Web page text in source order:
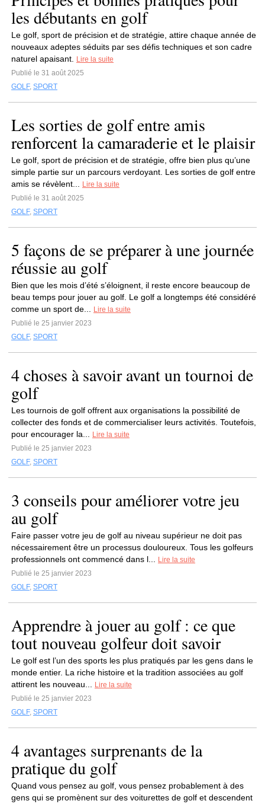
les débutants en golf
Le golf, sport de précision et de stratégie, attire chaque année de
nouveaux adeptes séduits par ses défis techniques et son cadre
naturel apaisant.
Lire la suite
Publié le 31 août 2025
GOLF, SPORT
Les sorties de golf entre amis
renforcent la camaraderie et le plaisir
Le golf, sport de précision et de stratégie, offre bien plus qu’une
simple partie sur un parcours verdoyant. Les sorties de golf entre
amis se révèlent...
Lire la suite
Publié le 31 août 2025
GOLF, SPORT
5 façons de se préparer à une journée
réussie au golf
Bien que les mois d’été s’éloignent, il reste encore beaucoup de
beau temps pour jouer au golf. Le golf a longtemps été considéré
comme un sport de...
Lire la suite
Publié le 25 janvier 2023
GOLF, SPORT
4 choses à savoir avant un tournoi de
golf
Les tournois de golf offrent aux organisations la possibilité de
collecter des fonds et de commercialiser leurs activités. Toutefois,
pour encourager la...
Lire la suite
Publié le 25 janvier 2023
GOLF, SPORT
3 conseils pour améliorer votre jeu
au golf
Faire passer votre jeu de golf au niveau supérieur ne doit pas
nécessairement être un processus douloureux. Tous les golfeurs
professionnels ont commencé dans l...
Lire la suite
Publié le 25 janvier 2023
GOLF, SPORT
Apprendre à jouer au golf : ce que
tout nouveau golfeur doit savoir
Le golf est l’un des sports les plus pratiqués par les gens dans le
monde entier. La riche histoire et la tradition associées au golf
attirent les nouveau...
Lire la suite
Publié le 25 janvier 2023
GOLF, SPORT
4 avantages surprenants de la
pratique du golf
Quand vous pensez au golf, vous pensez probablement à des
gens qui se promènent sur des voiturettes de golf et descendent